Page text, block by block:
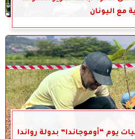
مع اليونان
يوم “أوموجاندا” بدولة رواندا